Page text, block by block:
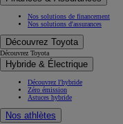
Nos solutions de financement
Nos solutions d'assurances
Découvrez Toyota
Découvrez Toyota
Hybride & Électrique
Découvrez l'hybride
Zéro émission
Astuces hybride
Nos athlètes